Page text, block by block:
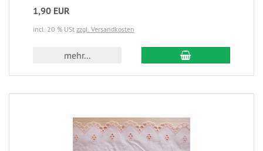
1,90 EUR
incl. 20 % USt zzgl. Versandkosten
mehr...